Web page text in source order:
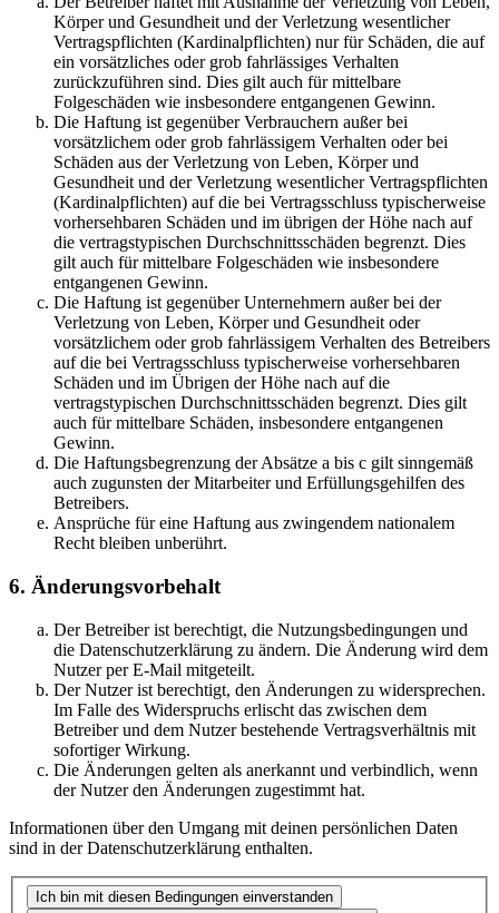
Körper und Gesundheit und der Verletzung wesentlicher
Vertragspflichten (Kardinalpflichten) nur für Schäden, die auf
ein vorsätzliches oder grob fahrlässiges Verhalten
zurückzuführen sind. Dies gilt auch für mittelbare
Folgeschäden wie insbesondere entgangenen Gewinn.
Die Haftung ist gegenüber Verbrauchern außer bei
vorsätzlichem oder grob fahrlässigem Verhalten oder bei
Schäden aus der Verletzung von Leben, Körper und
Gesundheit und der Verletzung wesentlicher Vertragspflichten
(Kardinalpflichten) auf die bei Vertragsschluss typischerweise
vorhersehbaren Schäden und im übrigen der Höhe nach auf
die vertragstypischen Durchschnittsschäden begrenzt. Dies
gilt auch für mittelbare Folgeschäden wie insbesondere
entgangenen Gewinn.
Die Haftung ist gegenüber Unternehmern außer bei der
Verletzung von Leben, Körper und Gesundheit oder
vorsätzlichem oder grob fahrlässigem Verhalten des Betreibers
auf die bei Vertragsschluss typischerweise vorhersehbaren
Schäden und im Übrigen der Höhe nach auf die
vertragstypischen Durchschnittsschäden begrenzt. Dies gilt
auch für mittelbare Schäden, insbesondere entgangenen
Gewinn.
Die Haftungsbegrenzung der Absätze a bis c gilt sinngemäß
auch zugunsten der Mitarbeiter und Erfüllungsgehilfen des
Betreibers.
Ansprüche für eine Haftung aus zwingendem nationalem
Recht bleiben unberührt.
6. Änderungsvorbehalt
Der Betreiber ist berechtigt, die Nutzungsbedingungen und
die Datenschutzerklärung zu ändern. Die Änderung wird dem
Nutzer per E-Mail mitgeteilt.
Der Nutzer ist berechtigt, den Änderungen zu widersprechen.
Im Falle des Widerspruchs erlischt das zwischen dem
Betreiber und dem Nutzer bestehende Vertragsverhältnis mit
sofortiger Wirkung.
Die Änderungen gelten als anerkannt und verbindlich, wenn
der Nutzer den Änderungen zugestimmt hat.
Informationen über den Umgang mit deinen persönlichen Daten
sind in der Datenschutzerklärung enthalten.